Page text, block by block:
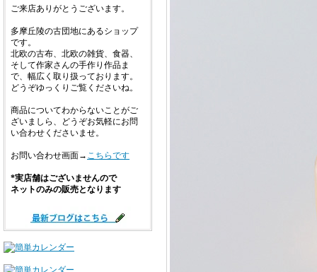
ご来店ありがとうございます。
多摩丘陵の古団地にあるショップ
です。
北欧の古布、北欧の雑貨、食器、
そして作家さんの手作り作品ま
で、幅広く取り扱っております。
どうぞゆっくりご覧くださいね。
商品についてわからないことがご
ざいましら、どうぞお気軽にお問
い合わせくださいませ。
お問い合わせ画面→ こちらです
*実店舗はございませんので
ネットのみの販売となります